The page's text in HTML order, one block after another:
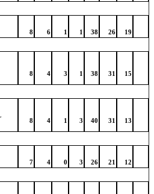
8 6 1 1 38 26 19
8 4 3 1 38 31 15
8 4 1 3 40 31 13
7 4 0 3 26 21 12